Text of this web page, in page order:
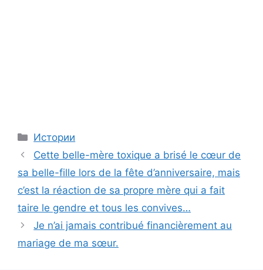
Categories
Истории
Cette belle-mère toxique a brisé le cœur de
sa belle-fille lors de la fête d’anniversaire, mais
c’est la réaction de sa propre mère qui a fait
taire le gendre et tous les convives…
Je n’ai jamais contribué financièrement au
mariage de ma sœur.